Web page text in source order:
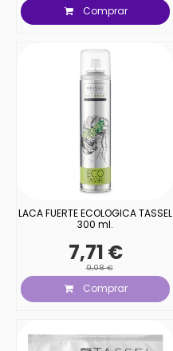
Comprar
LACA FUERTE ECOLOGICA TASSEL
300 ml.
7,71 €
9,08 €
Comprar